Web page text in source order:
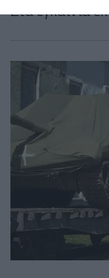
Στα εγκαίνια